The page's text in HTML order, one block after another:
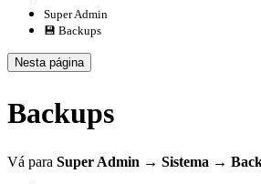
Super Admin
💾 Backups
Nesta página
Backups
Vá para Super Admin → Sistema →